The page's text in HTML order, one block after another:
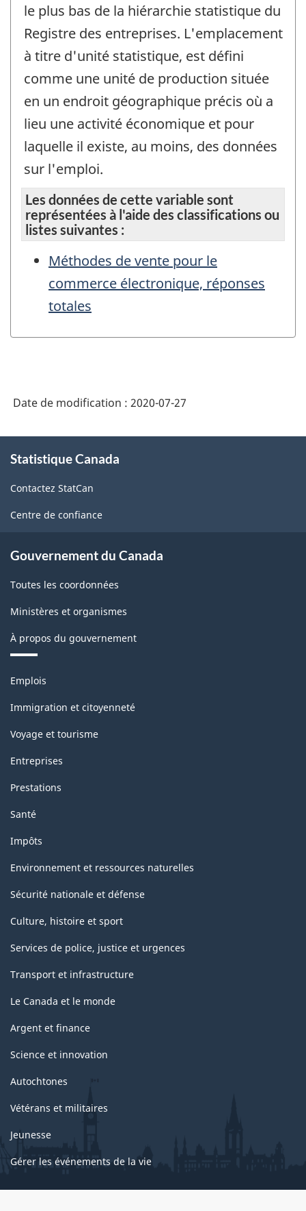
le plus bas de la hiérarchie statistique du
Registre des entreprises. L'emplacement
à titre d'unité statistique, est défini
comme une unité de production située
en un endroit géographique précis où a
lieu une activité économique et pour
laquelle il existe, au moins, des données
sur l'emploi.
Les données de cette variable sont
représentées à l'aide des classifications ou
listes suivantes :
Méthodes de vente pour le
commerce électronique, réponses
totales
Date de modification : 2020-07-27
propos
ce
site
Statistique Canada
Contactez StatCan
Centre de confiance
Gouvernement du Canada
Toutes les coordonnées
Ministères et organismes
À propos du gouvernement
Thèmes
sujets
Emplois
Immigration et citoyenneté
Voyage et tourisme
Entreprises
Prestations
Santé
Impôts
Environnement et ressources naturelles
Sécurité nationale et défense
Culture, histoire et sport
Services de police, justice et urgences
Transport et infrastructure
Le Canada et le monde
Argent et finance
Science et innovation
Autochtones
Vétérans et militaires
Jeunesse
Gérer les événements de la vie